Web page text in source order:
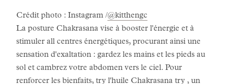
Crédit photo : Instagram /@kitthengc
La posture Chakrasana vise à booster l'énergie et à
stimuler all centres énergétiques, procurant ainsi une
sensation d'exaltation : gardez les mains et les pieds au
sol et cambrez votre abdomen vers le ciel. Pour
renforcer les bienfaits, try l'huile Chakrasana try , un